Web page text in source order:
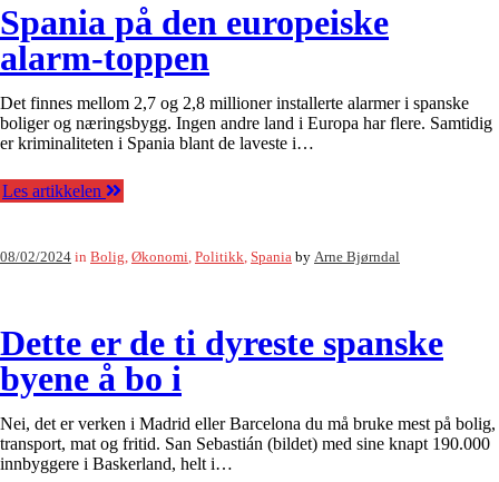
Spania på den europeiske
alarm-toppen
Det finnes mellom 2,7 og 2,8 millioner installerte alarmer i spanske
boliger og næringsbygg. Ingen andre land i Europa har flere. Samtidig
er kriminaliteten i Spania blant de laveste i…
Les artikkelen
08/02/2024 in Bolig Økonomi Politikk Spania by Arne Bjørndal
Dette er de ti dyreste spanske
byene å bo i
Nei, det er verken i Madrid eller Barcelona du må bruke mest på bolig,
transport, mat og fritid. San Sebastián (bildet) med sine knapt 190.000
innbyggere i Baskerland, helt i…